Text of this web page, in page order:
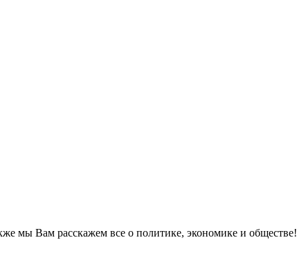
мы Вам расскажем все о политике, экономике и обществе!